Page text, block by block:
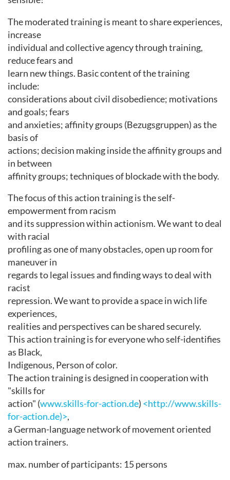
The moderated training is meant to share experiences,
increase
individual and collective agency through training,
reduce fears and
learn new things. Basic content of the training
include:
considerations about civil disobedience; motivations
and goals; fears
and anxieties; affinity groups (Bezugsgruppen) as the
basis of
actions; decision making inside the affinity groups and
in between
affinity groups; techniques of blockade with the body.
The focus of this action training is the self-
empowerment from racism
and its suppression within actionism. We want to deal
with racial
profiling as one of many obstacles, open up room for
maneuver in
regards to legal issues and finding ways to deal with
racist
repression. We want to provide a space in wich life
experiences,
realities and perspectives can be shared securely.
This action training is for everyone who self-identifies
as Black,
Indigenous, Person of color.
The action training is designed in cooperation with
"skills for
action" (www.skills-for-action.de) <http://www.skills-
for-action.de)>,
a German-language network of movement oriented
action trainers.
max. number of participants: 15 persons